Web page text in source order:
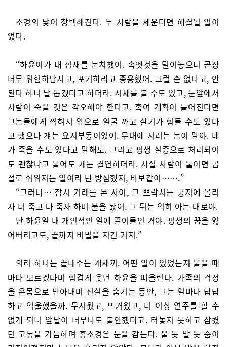
소경의 낯이 창백해진다. 두 사람을 세운다면 해결될 일이
었다.
“하윤이가 내 낌새를 눈치챘어. 속엣것을 털어놓으니 곧장
너무 위험하답시고, 포기하라고 종용했어. 그럴 순 없다고, 안
된다 하니 날 돕겠다고 하더라. 시체를 볼 수도 있고, 눈앞에서
사람이 죽을 것은 각오해야 한다고. 혹여 계획이 틀어진다면
그놈들에게 찍혀서 앞으로 얼굴 까고 살기가 힘들 수도 있다
고 했으나 걔는 요지부동이었어. 무대에 서려는 놈이 말야. 네
가 죽을 수도 있다고 말해도. 그리고 평생 실종으로 처리되어
도 괜찮냐고 물어도 걔는 결연하더라. 사실 사람이 둘이면 곱
절로 쉬워지는 일이라 난 방심했지, 바보같이…….”
“그러나… 잠시 거래를 본 사이, 그 쁘락치는 궁지에 몰리
자 너 죽고 나 죽자 하며 불을 놨어. 그 뒤는 익히 아는 대로야.
난 하윤일 내 개인적인 일에 끌어들인 거야. 평생의 꿈을 잃
어버리고도, 끝까지 비밀을 지킨 거지.”
의리 하나는 끝내주는 개새끼. 어떤 일이 있었는지 물을 때
마다 모르겠다며 힘겹게 웃던 하윤을 떠올린다. 가족의 걱정
을 온몸으로 받아내며 진실을 숨기는 동안, 그는 얼마나 답답
하고 억울했을까. 무서웠고, 뜨거웠고, 더 이상 연주를 할 수
없게 되니 앞날이 너무나도 불안했다고. 터놓지 못하고 삼켰
던 고통을 가늠하며 홍소경은 눈을 감는다. 울 듯 말 듯 숨이